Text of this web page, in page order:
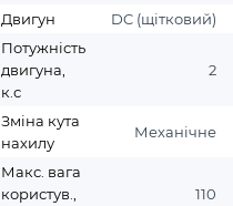
Двигун
DC (щітковий)
Потужність
двигуна,
к.с
2
Зміна кута
нахилу
Механічне
Макс. вага
користув.,
110